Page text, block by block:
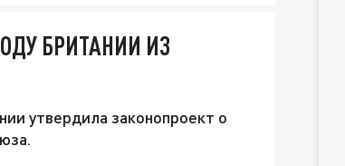
БРИТАНИИ ИЗ
утвердила законопроект о